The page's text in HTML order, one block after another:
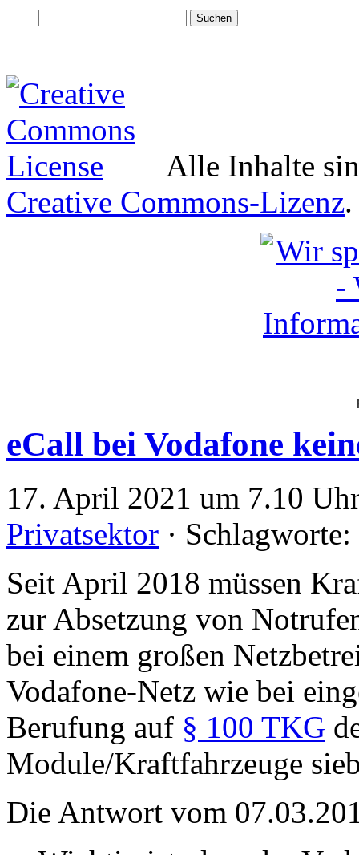
Alle Inhalte
Creative Commons-Lizenz.
eCall bei Vodafone
17. April 2021 um 7.10
Privatsektor · Schlagworte:
Seit April 2018 müssen
zur Absetzung von
bei einem großen
Vodafone-Netz wie bei
Berufung auf § 100 TKG
Module/Kraftfahrzeuge
Die Antwort vom